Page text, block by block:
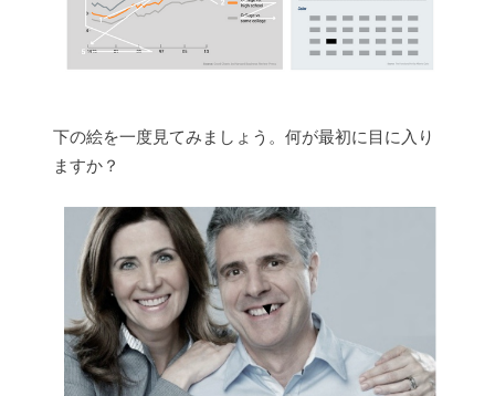
下の絵を一度見てみましょう。何が最初に目に入り
ますか？